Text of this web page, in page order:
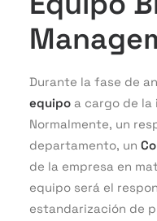
Durante la fase de
equipo a cargo de la
Normalmente, un
departamento, un
de la empresa en
equipo será el
estandarización de